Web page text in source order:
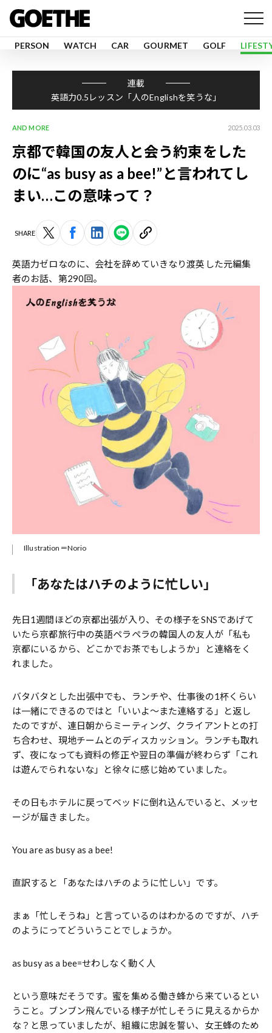
PERSON WATCH CAR GOURMET GOLF
連載
英語力0.5レッスン「人のEnglishを笑うな」
AND MORE 2025.03.03
京都で韓国の友人と会う約束をした
のに“as busy as a bee!”と言われてし
まい…この意味って？
SHARE
英語力ゼロなのに、会社を辞めていきなり渡英した元編集
者のお話、第290回。
Illustration＝Norio
「あなたはハチのように忙しい」
先日1週間ほどの京都出張が入り、その様子をSNSであげて
いたら京都旅行中の英語ペラペラの韓国人の友人が「私も
京都にいるから、どこかでお茶でもしようか」と連絡をく
れました。
バタバタとした出張中でも、ランチや、仕事後の1杯くらい
は一緒にできるのではと「いいよ〜また連絡する」と返し
たのですが、連日朝からミーティング、クライアントとの打
ち合わせ、現地チームとのディスカッション。ランチも取れ
ず、夜になっても資料の修正や翌日の準備が終わらず「これ
は遊んでられないな」と徐々に感じ始めていました。
その日もホテルに戻ってベッドに倒れ込んでいると、メッセ
ージが届きました。
You are as busy as a bee!
直訳すると「あなたはハチのように忙しい」です。
まぁ「忙しそうね」と言っているのはわかるのですが、ハチ
のようにってどういうことでしょうか。
as busy as a bee=せわしなく動く人
という意味だそうです。蜜を集める働き蜂から来ているとい
うこと。ブンブン飛んでいる様子が忙しそうに見えるからか
な？と思っていましたが、組織に忠誠を誓い、女王蜂のため